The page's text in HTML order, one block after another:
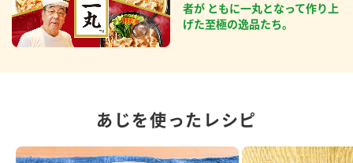
者が ともに一丸となって作り上
げた至極の逸品たち。
あじを使ったレシピ